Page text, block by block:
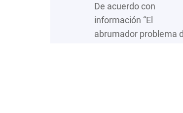
De acuerdo con
información “El
abrumador problema